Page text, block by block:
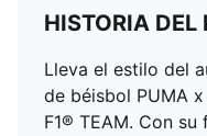
HISTORIA DEL
Lleva el estilo del
de béisbol PUMA x
F1® TEAM. Con